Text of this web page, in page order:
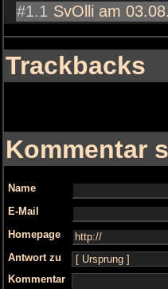
#1.1 SvOlli am
Trackbacks
Kommentar
Name
E-Mail
Homepage
Antwort zu
Kommentar